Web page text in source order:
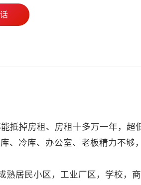
抵掉房租、房租十多万一年，超
、冷库、办公室、老板精力不够
熟居民小区，工业厂区，学校，